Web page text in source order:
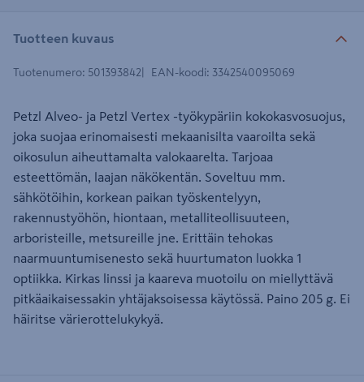
Tuotteen kuvaus
Tuotenumero: 501393842 EAN-koodi: 3342540095069
Petzl Alveo- ja Petzl Vertex -työkypäriin kokokasvosuojus,
joka suojaa erinomaisesti mekaanisilta vaaroilta sekä
oikosulun aiheuttamalta valokaarelta. Tarjoaa
esteettömän, laajan näkökentän. Soveltuu mm.
sähkötöihin, korkean paikan työskentelyyn,
rakennustyöhön, hiontaan, metalliteollisuuteen,
arboristeille, metsureille jne. Erittäin tehokas
naarmuuntumisenesto sekä huurtumaton luokka 1
optiikka. Kirkas linssi ja kaareva muotoilu on miellyttävä
pitkäaikaisessakin yhtäjaksoisessa käytössä. Paino 205 g. Ei
häiritse värierottelukykyä.